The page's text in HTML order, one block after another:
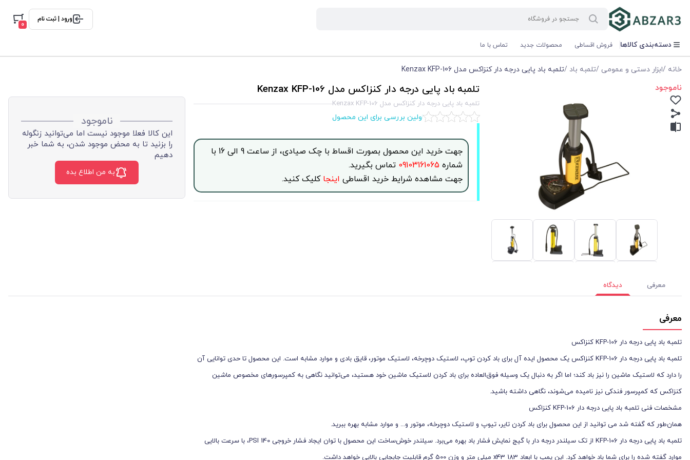
ورود | ثبت نام
0
دسته‌بندی کالاها فروش اقساطی محصولات جدید تماس با ما
خانه /ابزار دستی و عمومی /تلمبه باد /تلمبه باد پايی درجه دار کنزاکس مدل Kenzax KFP-106
ناموجود تلمبه باد پايی درجه دار کنزاکس مدل Kenzax KFP-106
تلمبه باد پايی درجه دار کنزاکس مدل Kenzax KFP-106
اولین بررسی برای این محصول
جهت خرید این محصول بصورت اقساط با چک صیادی، از ساعت 9 الی 16 با
شماره 09103161065 تماس بگیرید.
جهت مشاهده شرایط خرید اقساطی اینجاکلیک کنید.
ناموجود
این کالا فعلا موجود نیست اما می‌توانید زنگوله
را بزنید تا به محض موجود شدن، به شما خبر
دهیم
به من اطلاع بده
معرفی دیدگاه
معرفی
تلمبه باد پايی درجه دار KFP-106 کنزاکس
تلمبه باد پايی درجه دار KFP-106 کنزاکس یک محصول ایده آل برای باد کردن توپ، لاستیک دوچرخه، لاستیک موتور، قایق بادی و موارد مشابه است. این محصول تا حدی توانایی آن
را دارد که لاستیک ماشین را نیز باد کند؛ اما اگر به دنبال یک وسیله فوق‌العاده برای باد کردن لاستیک ماشین خود هستید، می‌توانید نگاهی به کمپرسورهای مخصوص ماشین
کنزاکس که کمپرسور فندکی نیز نامیده می‌شوند، نگاهی داشته باشید.
مشخصات فنی تلمبه باد پايی درجه دار KFP-106 کنزاکس
همان‌طور که گفته شد می توانید از این محصول برای باد کردن تایر، تیوپ و لاستیک دوچرخه، موتور و... و موارد مشابه بهره ببرید.
تلمبه باد پايی درجه دار KFP-106 از تک سیلندر درجه دار با گیج نمایش فشار باد بهره می‌برد. سیلندر خوش‌ساخت این محصول با توان ایجاد فشار خروجی PSI 140، با سرعت بالایی
موارد گفته‌ شده را برای شما باد خواهد کرد. این پمپ با ابعاد 183 x43 میلی متر و وزن 500 گرم قابلیت جابجایی بالایی خواهد داشت.